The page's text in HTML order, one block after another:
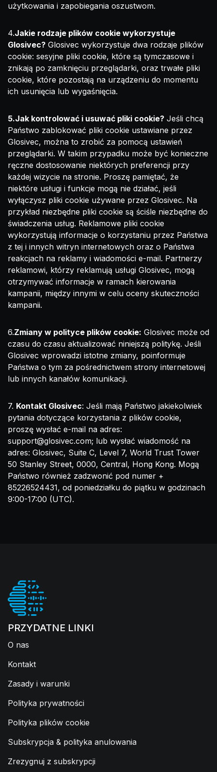
użytkowania i zapobiegania oszustwom.
4.Jakie rodzaje plików cookie wykorzystuje
Glosivec? Glosivec wykorzystuje dwa rodzaje plików
cookie: sesyjne pliki cookie, które są tymczasowe i
znikają po zamknięciu przeglądarki, oraz trwałe pliki
cookie, które pozostają na urządzeniu do momentu
ich usunięcia lub wygaśnięcia.
5.Jak kontrolować i usuwać pliki cookie? Jeśli chcą
Państwo zablokować pliki cookie ustawiane przez
Glosivec, można to zrobić za pomocą ustawień
przeglądarki. W takim przypadku może być konieczne
ręczne dostosowanie niektórych preferencji przy
każdej wizycie na stronie. Proszę pamiętać, że
niektóre usługi i funkcje mogą nie działać, jeśli
wyłączysz pliki cookie używane przez Glosivec. Na
przykład niezbędne pliki cookie są ściśle niezbędne do
świadczenia usług. Reklamowe pliki cookie
wykorzystują informacje o korzystaniu przez Państwa
z tej i innych witryn internetowych oraz o Państwa
reakcjach na reklamy i wiadomości e-mail. Partnerzy
reklamowi, którzy reklamują usługi Glosivec, mogą
otrzymywać informacje w ramach kierowania
kampanii, między innymi w celu oceny skuteczności
kampanii.
6.Zmiany w polityce plików cookie: Glosivec może od
czasu do czasu aktualizować niniejszą politykę. Jeśli
Glosivec wprowadzi istotne zmiany, poinformuje
Państwa o tym za pośrednictwem strony internetowej
lub innych kanałów komunikacji.
7. Kontakt Glosivec: Jeśli mają Państwo jakiekolwiek
pytania dotyczące korzystania z plików cookie,
proszę wysłać e-mail na adres:
support@glosivec.com; lub wysłać wiadomość na
adres: Glosivec, Suite C, Level 7, World Trust Tower
50 Stanley Street, 0000, Central, Hong Kong. Mogą
Państwo również zadzwonić pod numer +
85226524431, od poniedziałku do piątku w godzinach
9:00-17:00 (UTC).
PRZYDATNE LINKI
O nas
Kontakt
Zasady i warunki
Polityka prywatności
Polityka plików cookie
Subskrypcja & polityka anulowania
Zrezygnuj z subskrypcji